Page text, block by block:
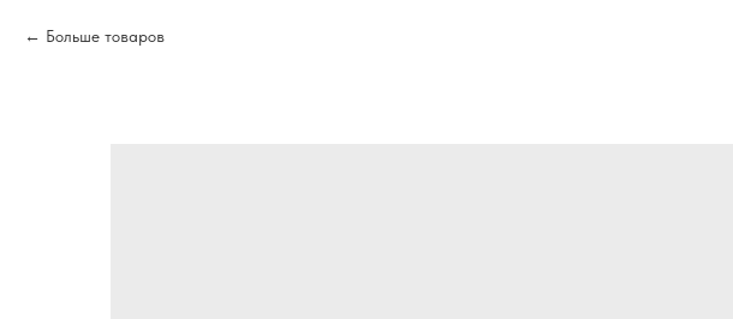
Больше товаров